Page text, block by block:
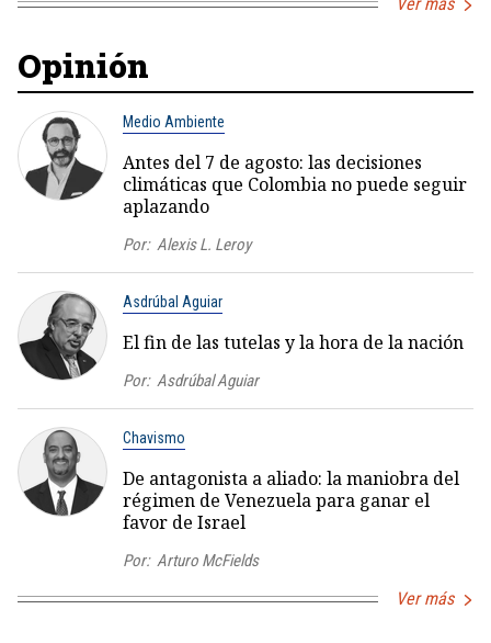
Opinión
Medio Ambiente
Antes del 7 de agosto: las decisiones
climáticas que Colombia no puede seguir
aplazando
Por: Alexis L. Leroy
Asdrúbal Aguiar
El fin de las tutelas y la hora de la nación
Por: Asdrúbal Aguiar
Chavismo
De antagonista a aliado: la maniobra del
régimen de Venezuela para ganar el
favor de Israel
Por: Arturo McFields
Ver más